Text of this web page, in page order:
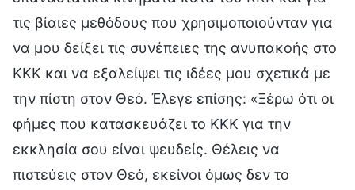
τις βίαιες μεθόδους που χρησιμοποιούνταν για
να μου δείξει τις συνέπειες της ανυπακοής στο
ΚΚΚ και να εξαλείψει τις ιδέες μου σχετικά με
την πίστη στον Θεό. Έλεγε επίσης: «Ξέρω ότι οι
φήμες που κατασκευάζει το ΚΚΚ για την
εκκλησία σου είναι ψευδείς. Θέλεις να
πιστεύεις στον Θεό, εκείνοι όμως δεν το